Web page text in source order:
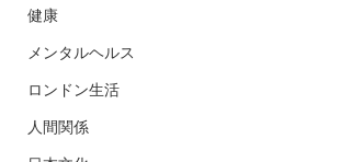
健康
メンタルヘルス
ロンドン生活
人間関係